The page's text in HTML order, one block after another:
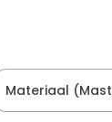
Materiaal